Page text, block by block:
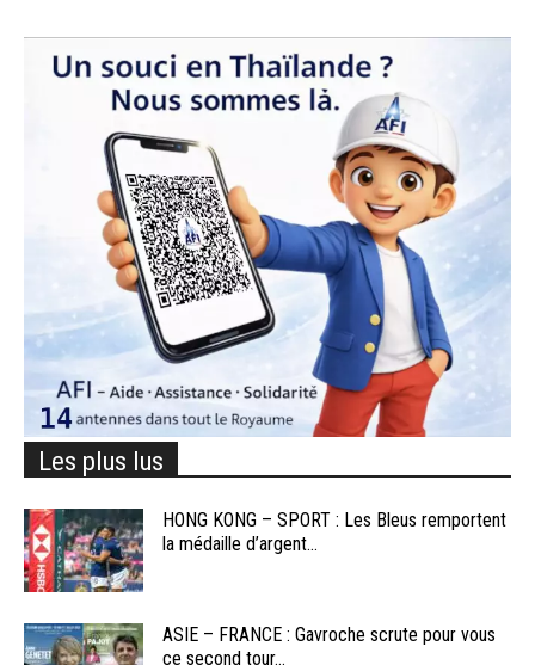
Les plus lus
HONG KONG – SPORT : Les Bleus remportent
la médaille d’argent...
ASIE – FRANCE : Gavroche scrute pour vous
ce second tour...